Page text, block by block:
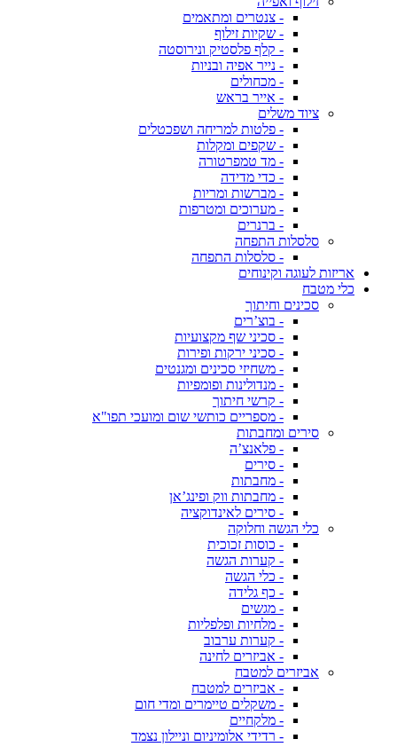
- צנטרים ומתאמים
- שקיות זילוף
- קלף פלסטיק ונירוסטה
- נייר אפיה ובניות
- מכחולים
- אייר בראש
ציוד משלים
- פלטות למריחה ושפכטלים
- שקפים ומקלות
- מד טמפרטורה
- כדי מדידה
- מברשות ומריות
- מערוכים ומטרפות
- ברנרים
סלסלות התפחה
- סלסלות התפחה
אריזות לעוגה וקינוחים
כלי מטבח
סכינים וחיתוך
- בוצ’רים
- סכיני שף מקצועיות
- סכיני ירקות ופירות
- משחיזי סכינים ומגנטים
- מנדולינות ופומפיות
- קרשי חיתוך
- מספריים כותשי שום ומועכי תפו"א
סירים ומחבתות
- פלאנצ’ה
- סירים
- מחבתות
- מחבתות ווק ופינג’אן
- סירים לאינדוקציה
כלי הגשה וחלוקה
- כוסות זכוכית
- קערות הגשה
- כלי הגשה
- כף גלידה
- מגשים
- מלחיות ופלפליות
- קערות ערבוב
- אביזרים לחינה
אביזרים למטבח
- אביזרים למטבח
- משקלים טיימרים ומדי חום
- מלקחיים
- רדידי אלומיניום וניילון נצמד